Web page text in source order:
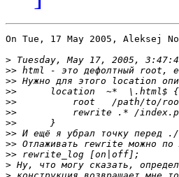
On Tue, 17 May 2005, Aleksej
>
>>
>>
>>
>>
>>
>>
>>
>>
>>
>